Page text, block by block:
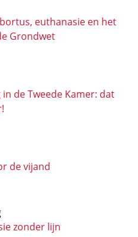
euthanasie en het
Grondwet
de Tweede Kamer: dat
de vijand
zonder lijn